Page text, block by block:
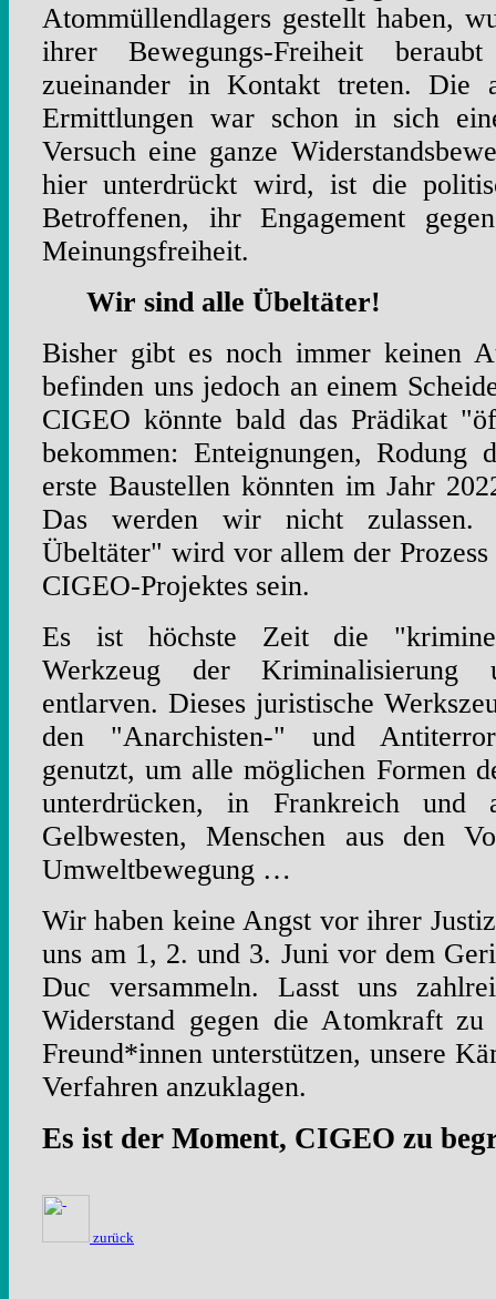
Atommüllendlagers gestellt haben,
ihrer Bewegungs-Freiheit
zueinander in Kontakt treten. Die
Ermittlungen war schon in sich
Versuch eine ganze
hier unterdrückt wird, ist die
Betroffenen, ihr Engagement
Meinungsfreiheit.
Wir sind alle Übeltäter!
Bisher gibt es noch immer keinen
befinden uns jedoch an einem
CIGEO könnte bald das Prädikat
bekommen: Enteignungen, Rodung
erste Baustellen könnten im Jahr
Das werden wir nicht zulassen.
Übeltäter" wird vor allem der
CIGEO-Projektes sein.
Es ist höchste Zeit die
Werkzeug der Kriminalisierung
entlarven. Dieses juristische
den "Anarchisten-" und
genutzt, um alle möglichen Formen
unterdrücken, in Frankreich und
Gelbwesten, Menschen aus den
Umweltbewegung …
Wir haben keine Angst vor ihrer
uns am 1, 2. und 3. Juni vor dem
Duc versammeln. Lasst uns
Widerstand gegen die Atomkraft zu
Freund*innen unterstützen, unsere
Verfahren anzuklagen.
Es ist der Moment, CIGEO zu
zurück